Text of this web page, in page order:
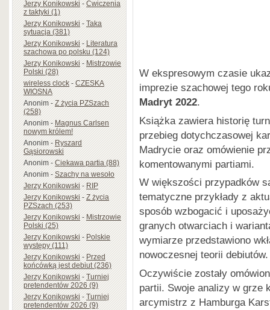
Jerzy Konikowski-Ćwiczenia
z taktyki (1)
Jerzy Konikowski-Taka
sytuacja (381)
Jerzy Konikowski-Literatura
szachowa po polsku (124)
Jerzy Konikowski-Mistrzowie
Polski (28)
wireless clock-CZESKA
WIOSNA
Anonim-Z życia PZSzach
(258)
Anonim-Magnus Carlsen
nowym królem!
Anonim-Ryszard
Gąsiorowski
Anonim-Ciekawa partia (88)
Anonim-Szachy na wesoło
Jerzy Konikowski-RIP
Jerzy Konikowski-Z życia
PZSzach (253)
Jerzy Konikowski-Mistrzowie
Polski (25)
Jerzy Konikowski-Polskie
występy (111)
Jerzy Konikowski-Przed
końcówką jest debiut (236)
Jerzy Konikowski-Turniej
pretendentów 2026 (9)
Jerzy Konikowski-Turniej
pretendentów 2026 (9)
W ekspresowym czasie
imprezie szachowej tego
Madryt 2022.
Książka zawiera historię
przebieg dotychczasowej
Madrycie oraz omówienie
komentowanymi partiami.
W większości przypadków
tematyczne przykłady z
sposób wzbogacić i
granych otwarciach i
wymiarze przedstawiono
nowoczesnej teorii debiutów.
Oczywiście zostały
partii. Swoje analizy w grze
arcymistrz z Hamburga